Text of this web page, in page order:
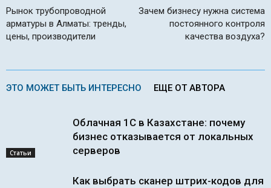
Рынок трубопроводной
арматуры в Алматы: тренды,
цены, производители
Зачем бизнесу нужна система
постоянного контроля
качества воздуха?
ЭТО МОЖЕТ БЫТЬ ИНТЕРЕСНО ЕЩЕ ОТ АВТОРА
Статьи
Облачная 1С в Казахстане: почему
бизнес отказывается от локальных
серверов
Как выбрать сканер штрих-кодов для